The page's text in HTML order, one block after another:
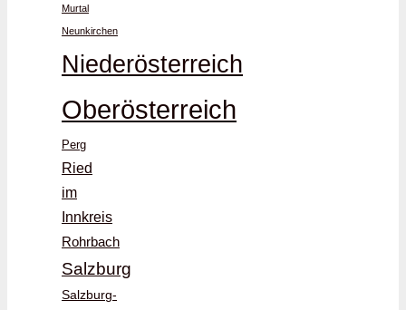
Murtal
Neunkirchen
Niederösterreich
Oberösterreich
Perg
Ried
im
Innkreis
Rohrbach
Salzburg
Salzburg-